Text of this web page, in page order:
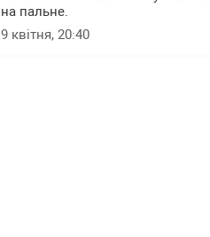
на пальне.
9 квітня, 20:40